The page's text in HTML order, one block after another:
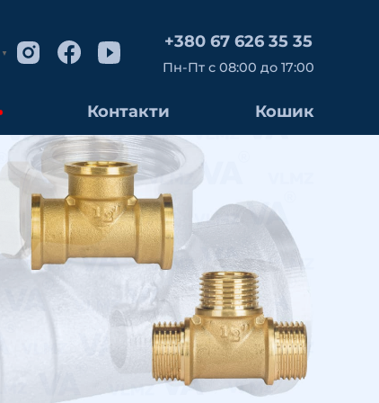
▼
+380 67 626 35 35
Пн-Пт с 08:00 до 17:00
Контакти Кошик